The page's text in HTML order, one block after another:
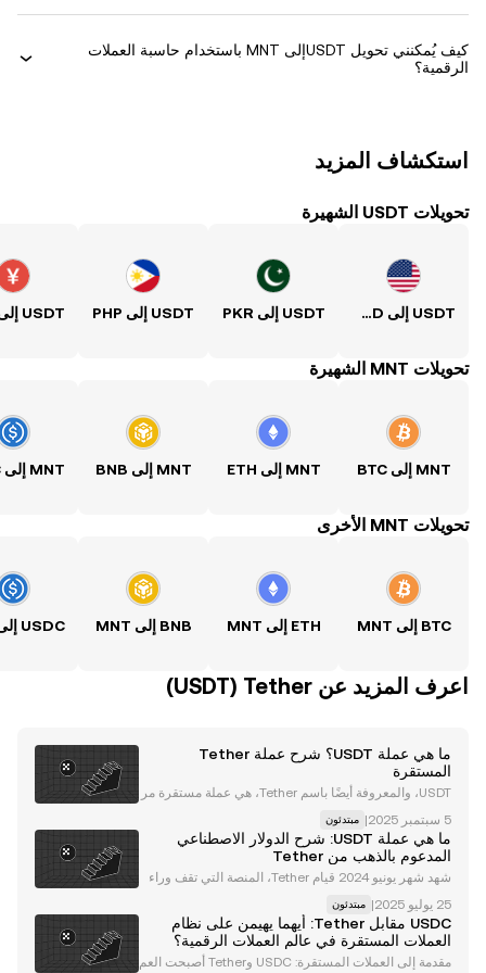
كيف يُمكنني تحويل ‏USDTإلى ‏MNT باستخدام حاسبة العملات
الرقمية؟
استكشاف المزيد
تحويلات USDT الشهيرة
USDT إلى USD USDT إلى PKR USDT إلى PHP USDT إلى CNY
تحويلات MNT الشهيرة
MNT إلى BTC MNT إلى ETH MNT إلى BNB
تحويلات MNT الأخرى
BTC إلى MNT ETH إلى MNT BNB إلى MNT
اعرف المزيد عن‏ Tether (‏USDT)
ما هي عملة USDT؟ شرح عملة Tether
المستقرة
USDT، والمعروفة أيضًا باسم Tether، هي عملة مستقرة مر
، و Algorand (ALGO) ، و Solana (SOL) ، وب
| مبتدئون
ما هي عملة USDT: شرح الدولار الاصطناعي
المدعوم بالذهب من Tether
شهد شهر يونيو 2024 قيام Tether، المنصة التي تقف وراء
her Gold (XAUt). حيث يوفر الأصل ضمانات ذهبية
| مبتدئون
USDC مقابل Tether: أيهما يهيمن على نظام
العملات المستقرة في عالم العملات الرقمية؟
مقدمة إلى العملات المستقرة: USDC وTether أصبحت العم